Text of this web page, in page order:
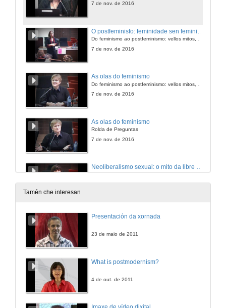
7 de nov. de 2016
Do feminismo ao postfeminismo: vellos mitos, novas trampas
7 de nov. de 2016
As olas do feminismo
7 de nov. de 2016
As olas do feminismo
Rolda de Preguntas
7 de nov. de 2016
Neoliberalismo sexual: o mito da libre elección
Do feminismo ao postfeminismo: vellos mitos, novas trampas
8 de nov. de 2016
Rolda de Preguntas
Documental "O corpo das mulleres"
Tamén che interesan
Presentación da xornada
23 de maio de 2011
What is postmodernism?
4 de out. de 2011